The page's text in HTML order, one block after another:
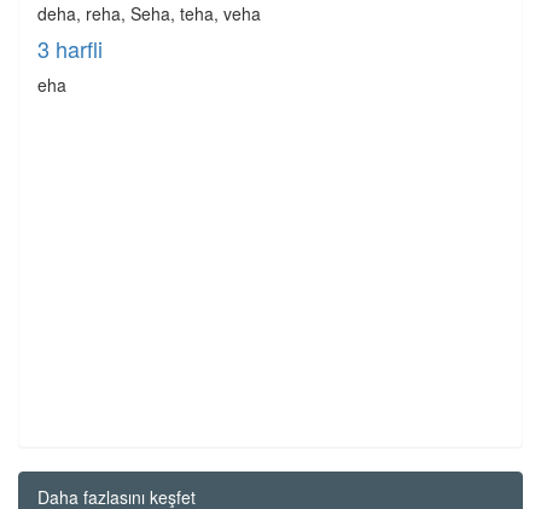
deha, reha, Seha, teha, veha
3 harfli
eha
Daha fazlasını keşfet